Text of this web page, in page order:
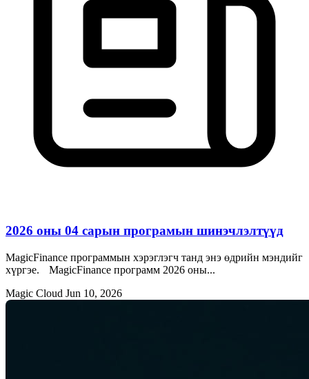
2026 оны 04 сарын програмын шинэчлэлтүүд
MagicFinance программын хэрэглэгч танд энэ өдрийн мэндийг
хүргэе. MagicFinance программ 2026 оны...
Magic Cloud Jun 10, 2026